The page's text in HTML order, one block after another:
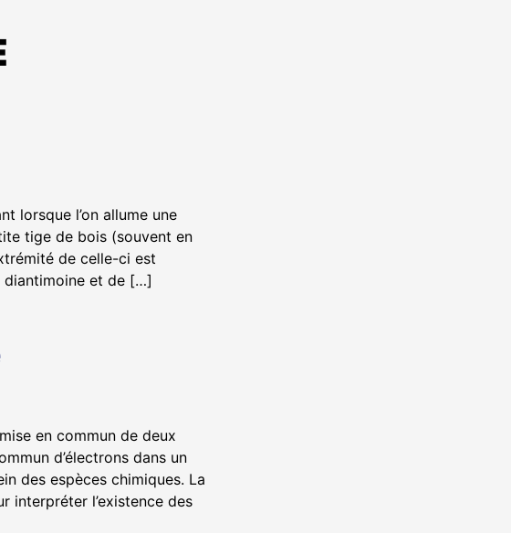
lorsque l’on allume une
tige de bois (souvent en
de celle-ci est
diantimoine et de […]
en commun de deux
d’électrons dans un
des espèces chimiques. La
interpréter l’existence des